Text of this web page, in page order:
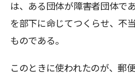
は、ある団体が障害者団体で
を部下に命じてつくらせ、不
ものである。
このときに使われたのが、郵